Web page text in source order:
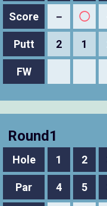
Score － ◯
Putt 2 1
FW
Round1
Hole 1 2
Par 4 5